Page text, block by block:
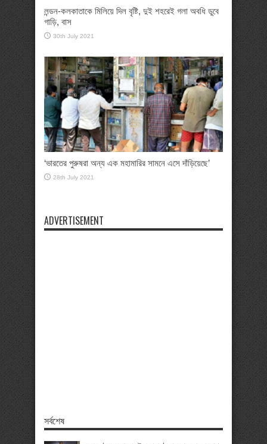
লন্ডন-কলকাতাকে মিলিয়ে দিল বৃষ্টি, দুই শহরেই গলা অবধি ডুবে
গাড়ি, বাস
30th July 2021
‘ভারতের পুরুষরা অন্য এক মহামারির সামনে এসে দাঁড়িয়েছে’
28th July 2021
ADVERTISEMENT
সর্বশেষ